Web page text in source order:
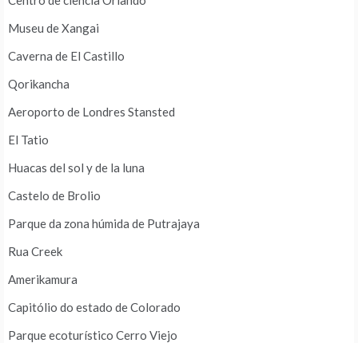
Museu de Xangai
Caverna de El Castillo
Qorikancha
Aeroporto de Londres Stansted
El Tatio
Huacas del sol y de la luna
Castelo de Brolio
Parque da zona húmida de Putrajaya
Rua Creek
Amerikamura
Capitólio do estado de Colorado
Parque ecoturístico Cerro Viejo